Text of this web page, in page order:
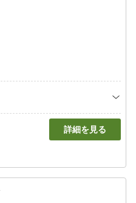
詳細を見る